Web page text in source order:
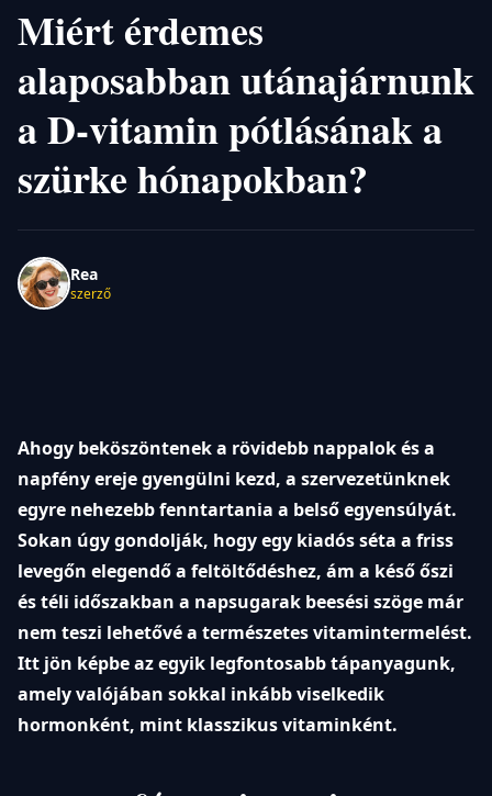
Miért érdemes
alaposabban utánajárnunk
a D-vitamin pótlásának a
szürke hónapokban?
Rea
szerző
Ahogy beköszöntenek a rövidebb nappalok és a
napfény ereje gyengülni kezd, a szervezetünknek
egyre nehezebb fenntartania a belső egyensúlyát.
Sokan úgy gondolják, hogy egy kiadós séta a friss
levegőn elegendő a feltöltődéshez, ám a késő őszi
és téli időszakban a napsugarak beesési szöge már
nem teszi lehetővé a természetes vitamintermelést.
Itt jön képbe az egyik legfontosabb tápanyagunk,
amely valójában sokkal inkább viselkedik
hormonként, mint klasszikus vitaminként.